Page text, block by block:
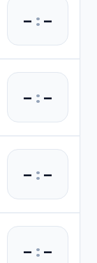
– :–
– :–
– :–
– :–